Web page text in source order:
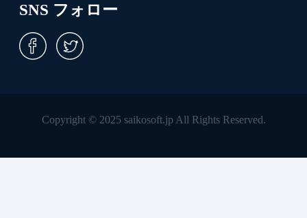
SNS フォロー
Copyright © 2025 saikosoft.jp All Rights Reserved.